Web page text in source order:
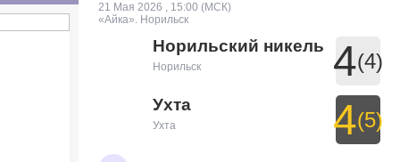
21 Мая 2026 , 15:00 (МСК)
«Айка». Норильск
Норильский никель
Норильск 4(4)
Ухта
Ухта 4(5)